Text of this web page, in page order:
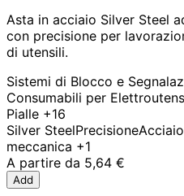
Asta in acciaio Silver Steel
con precisione per
di utensili.
Sistemi di Blocco e
Consumabili per
Pialle +16
Silver SteelPrecisione
meccanica +1
A partire da 5,64 €
Add